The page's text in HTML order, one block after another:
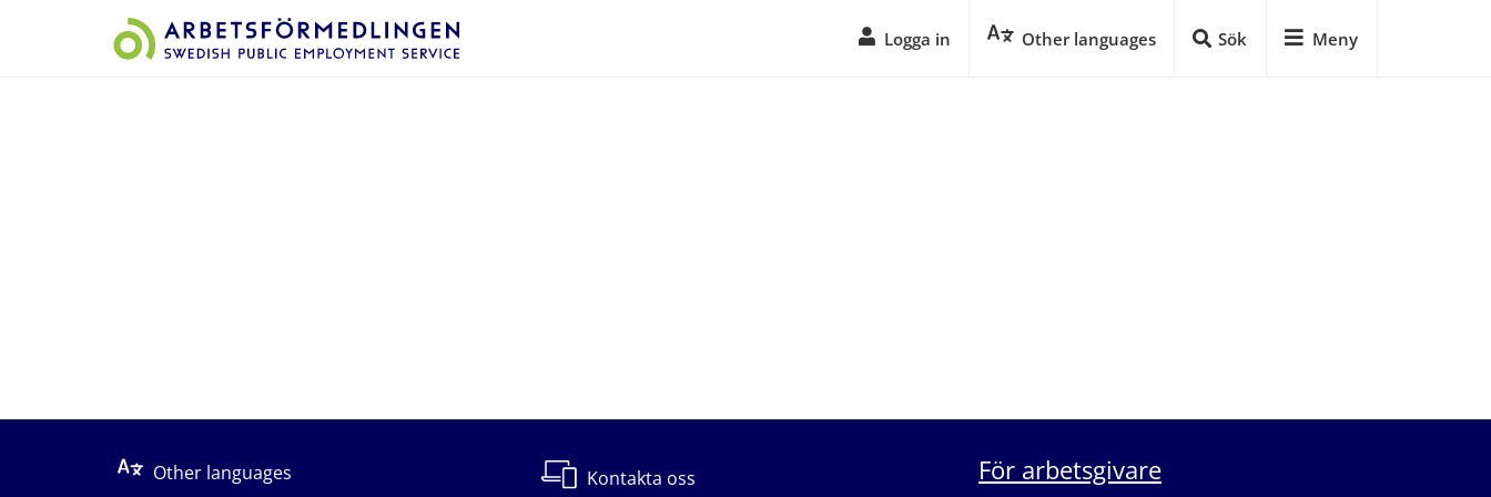
Logga in Other languages Sök Meny
Other languages
Kontakta oss För arbetsgivare